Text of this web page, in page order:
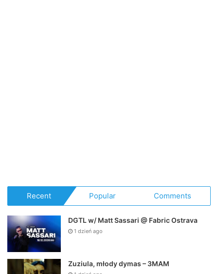
Recent Popular Comments
DGTL w/ Matt Sassari @ Fabric Ostrava
1 dzień ago
Zuziula, młody dymas – 3MAM